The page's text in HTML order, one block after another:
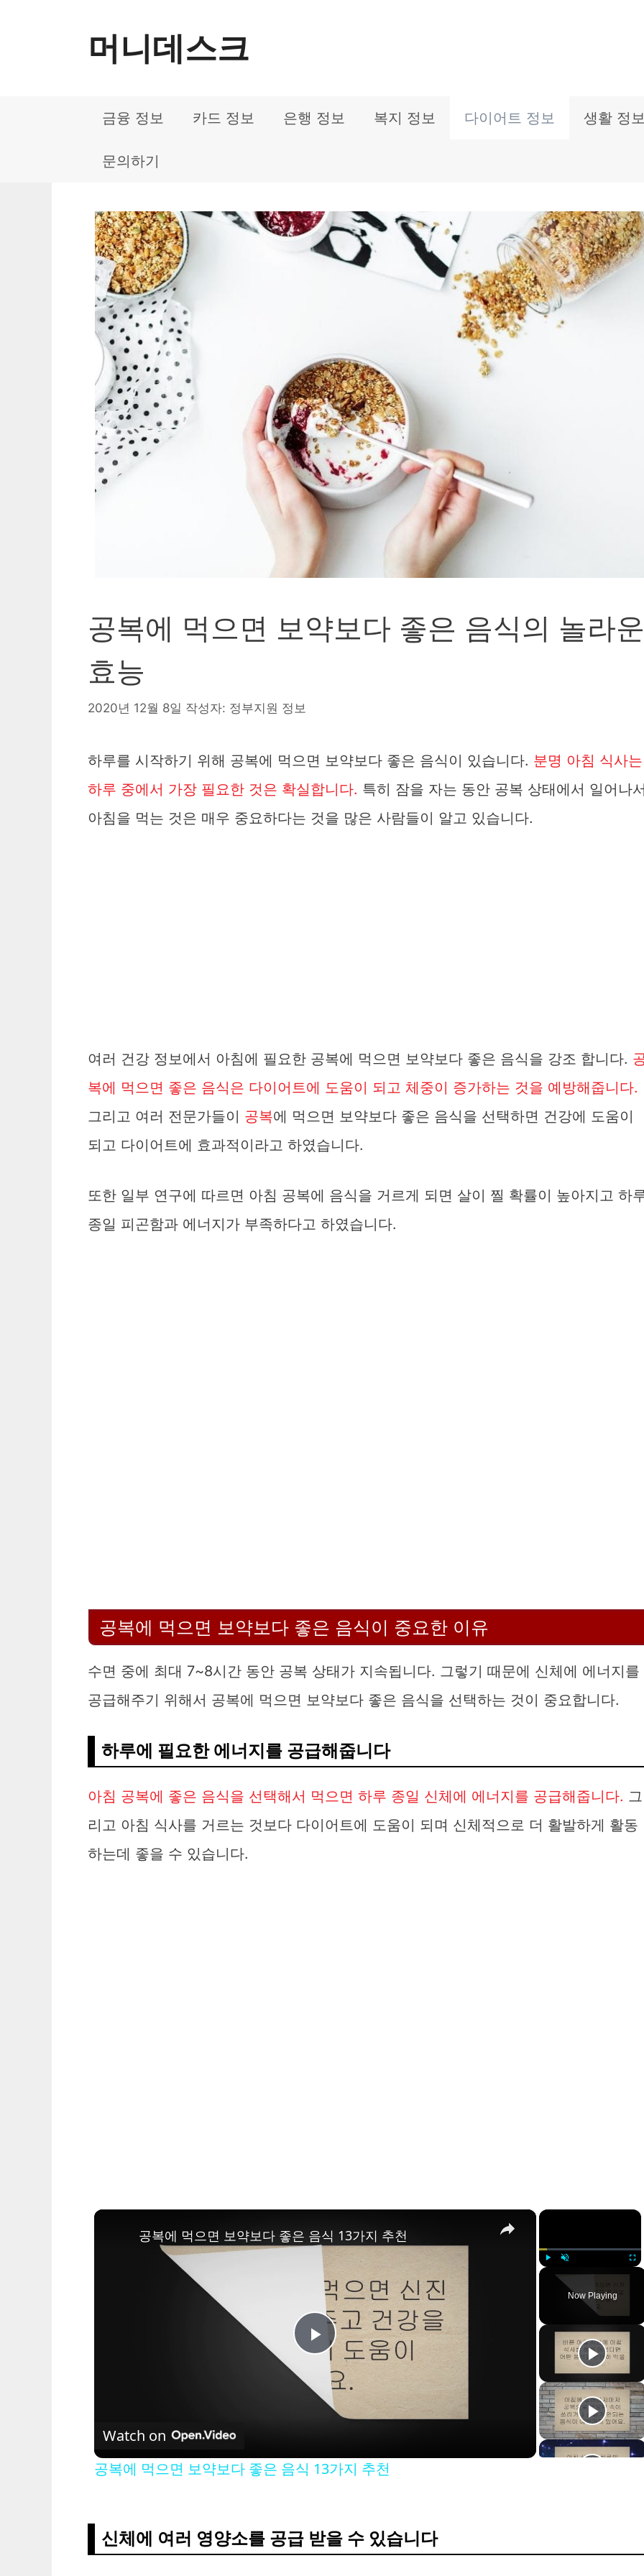
머니데스크
금융 정보 카드 정보 은행 정보 복지 정보 다이어트 정보 생활 정
문의하기
공복에 먹으면 보약보다 좋은 음식의 놀라운
효능
2020년 12월 8일 작성자: 정부지원 정보
하루를 시작하기 위해 공복에 먹으면 보약보다 좋은 음식이 있습니다. 분명 아침 식사는
하루 중에서 가장 필요한 것은 확실합니다. 특히 잠을 자는 동안 공복 상태에서 일어나
아침을 먹는 것은 매우 중요하다는 것을 많은 사람들이 알고 있습니다.
여러 건강 정보에서 아침에 필요한 공복에 먹으면 보약보다 좋은 음식을 강조 합니다.
복에 먹으면 좋은 음식은 다이어트에 도움이 되고 체중이 증가하는 것을 예방해줍니다.
그리고 여러 전문가들이 공복에 먹으면 보약보다 좋은 음식을 선택하면 건강에 도움이
되고 다이어트에 효과적이라고 하였습니다.
또한 일부 연구에 따르면 아침 공복에 음식을 거르게 되면 살이 찔 확률이 높아지고 하
종일 피곤함과 에너지가 부족하다고 하였습니다.
공복에 먹으면 보약보다 좋은 음식이 중요한 이유
수면 중에 최대 7~8시간 동안 공복 상태가 지속됩니다. 그렇기 때문에 신체에 에너지를
공급해주기 위해서 공복에 먹으면 보약보다 좋은 음식을 선택하는 것이 중요합니다.
하루에 필요한 에너지를 공급해줍니다
아침 공복에 좋은 음식을 선택해서 먹으면 하루 종일 신체에 에너지를 공급해줍니다. 그
리고 아침 식사를 거르는 것보다 다이어트에 도움이 되며 신체적으로 더 활발하게 활동
하는데 좋을 수 있습니다.
×
Play Unmute
Now Playing
×
P
l
V
공복에 먹으면 보약보다 좋은 음식 13가지 추천
Watch on
공복에 먹으면 보약보다 좋은 음식 13가지 추천
신체에 여러 영양소를 공급 받을 수 있습니다